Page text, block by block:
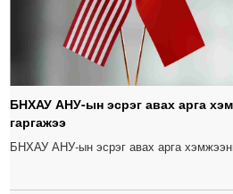
БНХАУ АНУ-ын эсрэг авах арга
гаргажээ
БНХАУ АНУ-ын эсрэг авах арга